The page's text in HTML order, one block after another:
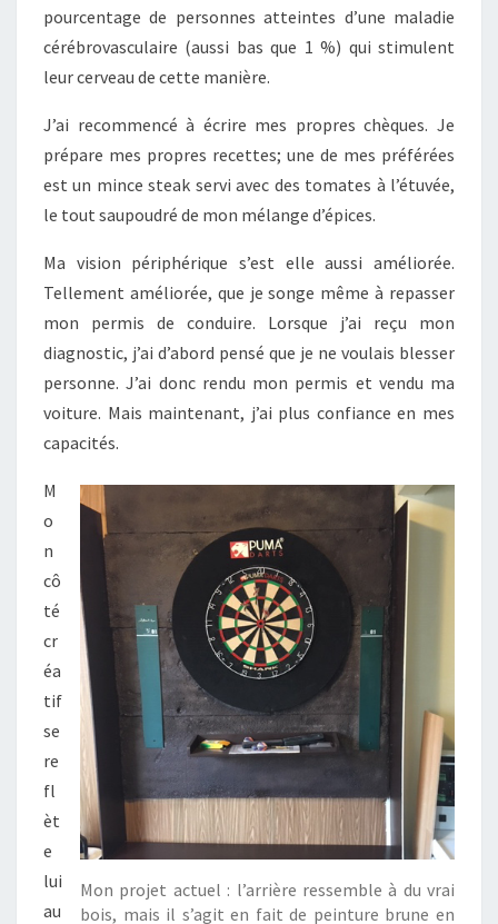
pourcentage de personnes atteintes d’une maladie
cérébrovasculaire (aussi bas que 1 %) qui stimulent
leur cerveau de cette manière.
J’ai recommencé à écrire mes propres chèques. Je
prépare mes propres recettes; une de mes préférées
est un mince steak servi avec des tomates à l’étuvée,
le tout saupoudré de mon mélange d’épices.
Ma vision périphérique s’est elle aussi améliorée.
Tellement améliorée, que je songe même à repasser
mon permis de conduire. Lorsque j’ai reçu mon
diagnostic, j’ai d’abord pensé que je ne voulais blesser
personne. J’ai donc rendu mon permis et vendu ma
voiture. Mais maintenant, j’ai plus confiance en mes
capacités.
Mon projet actuel : l’arrière ressemble à du vrai
bois, mais il s’agit en fait de peinture brune en
M
o
n
cô
té
cr
éa
tif
se
re
fl
èt
e
lui
au